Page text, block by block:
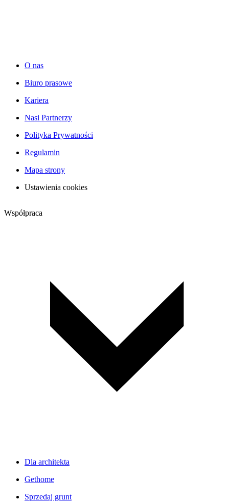
O nas
Biuro prasowe
Kariera
Nasi Partnerzy
Polityka Prywatności
Regulamin
Mapa strony
Ustawienia cookies
Współpraca
Dla architekta
Gethome
Sprzedaj grunt